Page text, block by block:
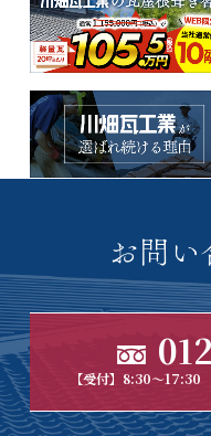
【受付】8:30～17:30